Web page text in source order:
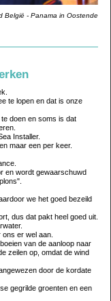
België - Panama in Oostende
te lopen en dat is onze
doen en soms is dat
Installer.
maar een per keer.
en wordt gewaarschuwd
we het goed bezeild
dus dat pakt heel goed uit.
er wel aan.
van de aanloop naar
zeilen op, omdat de wind
door de kordate
gegrilde groenten en een